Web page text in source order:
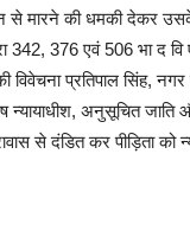
से मारने की धमकी देकर
376 एवं 506 भा द
प्रतिपाल सिंह, नगर
न्यायाधीश, अनुसूचित
से दंडित कर पीड़िता को